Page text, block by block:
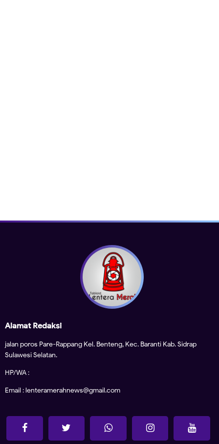
Alamat Redaksi
jalan poros Pare-Rappang Kel. Benteng, Kec. Baranti Kab. Sidrap
Sulawesi Selatan.
HP/WA :
Email : lenteramerahnews@gmail.com